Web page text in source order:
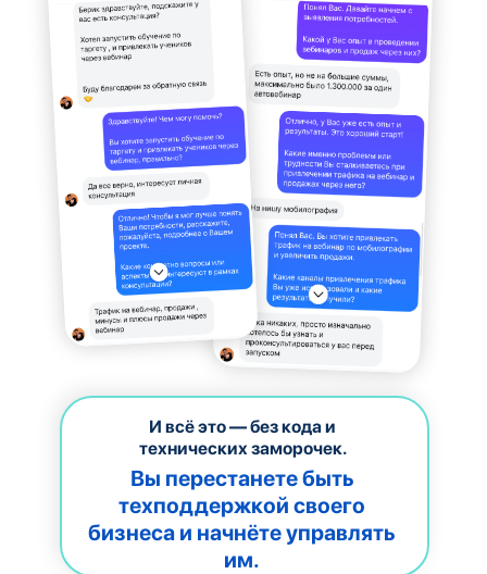
И всё это — без кода и
технических заморочек.
Вы перестанете быть
техподдержкой своего
бизнеса и начнёте управлять
им.